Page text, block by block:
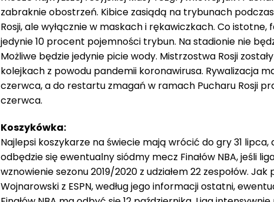
zabraknie obostrzeń. Kibice zasiądą na trybunach
Rosji, ale wyłącznie w maskach i rękawiczkach. Co
jedynie 10 procent pojemności trybun. Na stadionie nie
Możliwe będzie jedynie picie wody. Mistrzostwa Rosji
kolejkach z powodu pandemii koronawirusa. Rywalizacja
czerwca, a do restartu zmagań w ramach Pucharu Rosji
czerwca.
Koszykówka:
Najlepsi koszykarze na świecie mają wrócić do gry 31 lipca,
odbędzie się ewentualny siódmy mecz Finałów NBA, jeśli
wznowienie sezonu 2019/2020 z udziałem 22 zespołów.
Wojnarowski z ESPN, według jego informacji ostatni,